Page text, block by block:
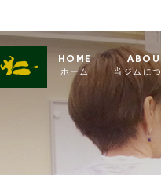
HOME
ホーム 当ジムに